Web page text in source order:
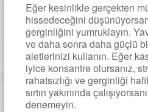
Eğer kesinlikle gerçekten
hissedeceğini
gerginliğini yumruklayın.
ve daha sonra daha güçlü
aletlerinizi kullanın. Eğer
iyice konsantre olursanız,
rahatsızlığı ve gerginliği
sırtın yakınında
denemeyin.